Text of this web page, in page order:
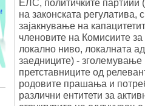
ЕЛС, политичките
на законската
зајакнување на
членовите на Комисиите
локално ниво, локалната
заедниците) - зголемување
претставниците од
родовите прашања и
различни ентитети за